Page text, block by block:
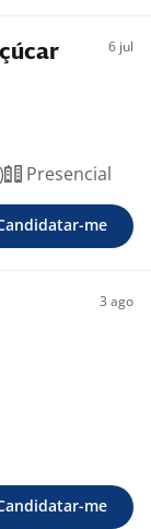
6 jul
Presencial
me
3 ago
me